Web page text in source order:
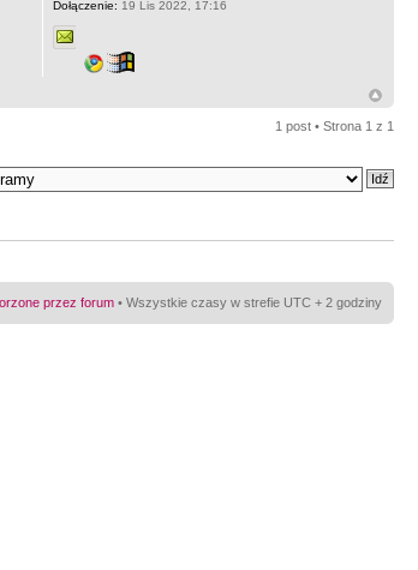
Dołączenie: 19 Lis 2022, 17:16
1 post • Strona 1 z 1
przez forum • Wszystkie czasy w strefie UTC + 2 godziny